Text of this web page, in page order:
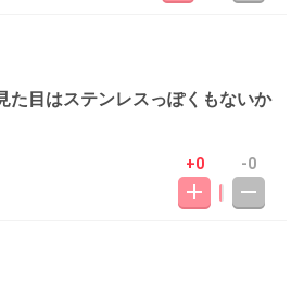
た目はステンレスっぽくもないか
+0 -0